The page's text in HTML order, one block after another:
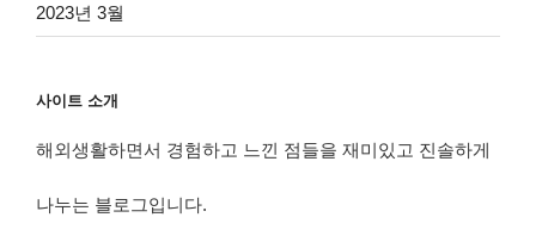
2023년 3월
사이트 소개
해외생활하면서 경험하고 느낀 점들을 재미있고 진솔하게
나누는 블로그입니다.